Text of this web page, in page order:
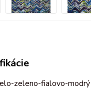
zeleno-fialovo-modrý